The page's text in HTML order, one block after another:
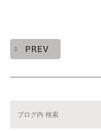
PREV